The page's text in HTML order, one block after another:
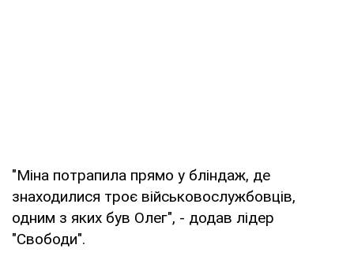
"Міна потрапила прямо у бліндаж, де
знаходилися троє військовослужбовців,
одним з яких був Олег", - додав лідер
"Свободи".